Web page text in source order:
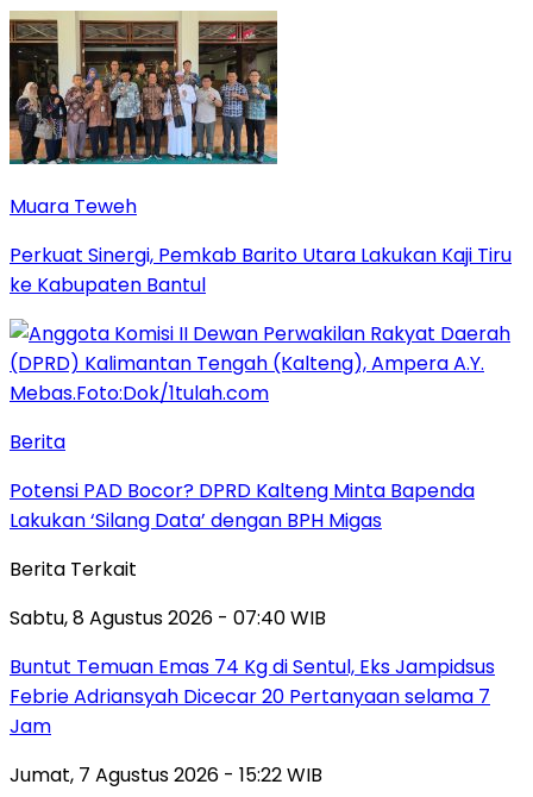
Muara Teweh
Perkuat Sinergi, Pemkab Barito Utara Lakukan Kaji Tiru
ke Kabupaten Bantul
Berita
Potensi PAD Bocor? DPRD Kalteng Minta Bapenda
Lakukan ‘Silang Data’ dengan BPH Migas
Berita Terkait
Sabtu, 8 Agustus 2026 - 07:40 WIB
Buntut Temuan Emas 74 Kg di Sentul, Eks Jampidsus
Febrie Adriansyah Dicecar 20 Pertanyaan selama 7
Jam
Jumat, 7 Agustus 2026 - 15:22 WIB